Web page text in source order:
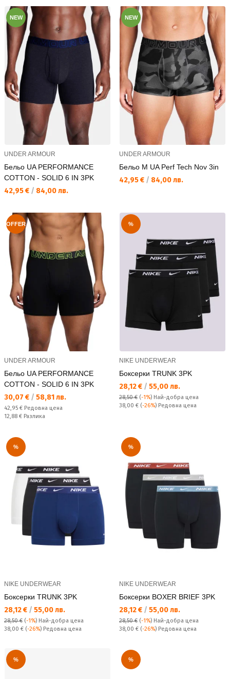
NEW
UNDER ARMOUR
Бельо UA PERFORMANCE
COTTON - SOLID 6 IN 3PK
Текуща цена:
42,95 € / 84,00 лв.
NEW
UNDER ARMOUR
Бельо M UA Perf Tech Nov 3in
Текуща цена:
42,95 € / 84,00 лв.
OFFER
UNDER ARMOUR
Бельо UA PERFORMANCE
COTTON - SOLID 6 IN 3PK
Текуща цена:
30,07 € / 58,81 лв.
Редовна цена:
42,95 € Редовна цена
Спестявате:
12,88 € Разлика
%
NIKE UNDERWEAR
Боксерки TRUNK 3PK
Текуща цена:
28,12 € / 55,00 лв.
28,50 € (-1%) Най-добра цена
Редовна цена:
38,00 € (-26%) Редовна цена
%
NIKE UNDERWEAR
Боксерки TRUNK 3PK
Текуща цена:
28,12 € / 55,00 лв.
28,50 € (-1%) Най-добра цена
Редовна цена:
38,00 € (-26%) Редовна цена
%
NIKE UNDERWEAR
Боксерки BOXER BRIEF 3PK
Текуща цена:
28,12 € / 55,00 лв.
28,50 € (-1%) Най-добра цена
Редовна цена:
38,00 € (-26%) Редовна цена
% %